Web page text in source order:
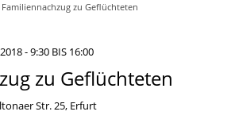
Familiennachzug zu Geflüchteten
2018 -9:30 BIS 16:00
zu Geflüchteten
Str. 25, Erfurt